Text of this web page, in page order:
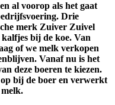
al voorop als het gaat
Drie
merk Zuiver Zuivel
bij de koe. Van
of we melk verkopen
Vanaf nu is het
deze boeren te kiezen.
bij de boer en verwerkt